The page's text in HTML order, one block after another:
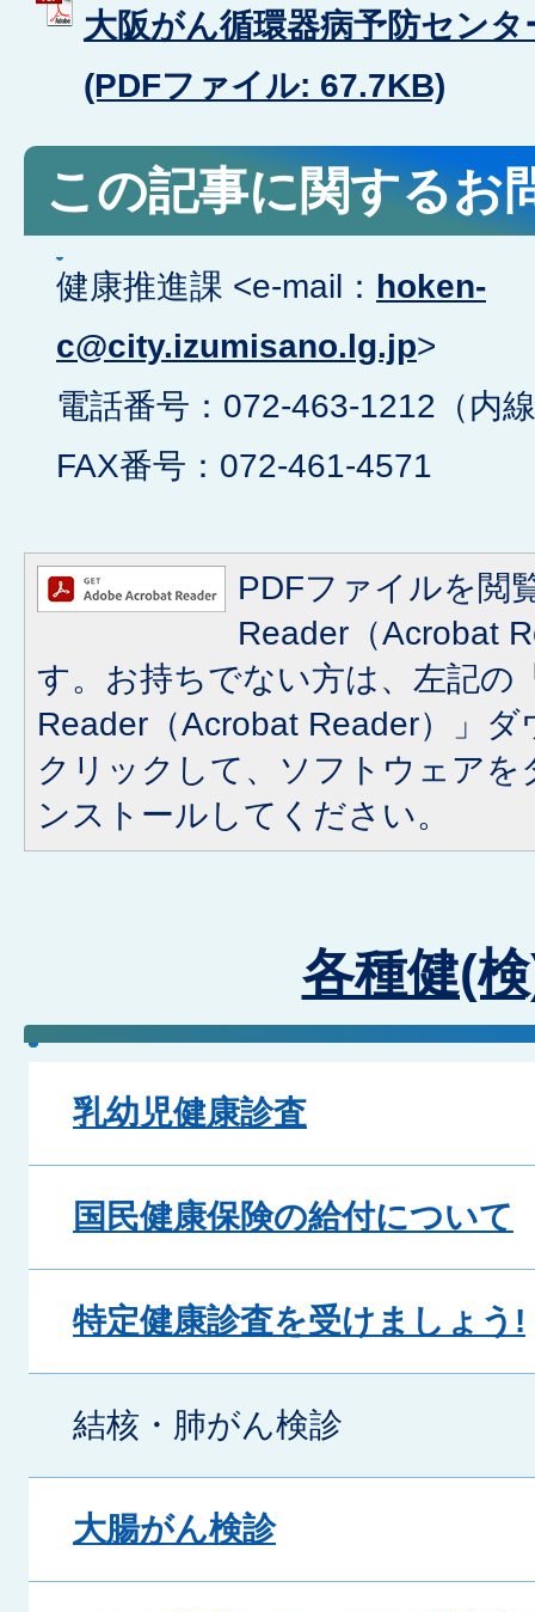
大阪がん循環器病予防セン
(PDFファイル: 67.7KB)
この記事に関するお
健康推進課 <e-mail： hoken-
c@city.izumisano.lg.jp>
電話番号：072-463-1212（内
FAX番号：072-461-4571
PDFファイルを閲
Reader（Acrobat
す。お持ちでない方は、左記の
Reader（Acrobat Reader）」
クリックして、ソフトウェア
ンストールしてください。
各種健(
乳幼児健康診査
国民健康保険の給付について
特定健康診査を受けましょう!
結核・肺がん検診
大腸がん検診